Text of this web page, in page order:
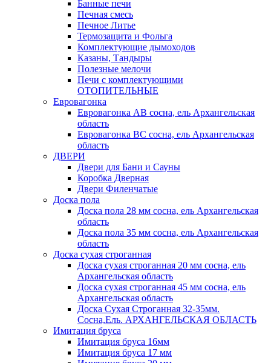
Банные печи
Печная смесь
Печное Литье
Термозащита и Фольга
Комплектующие дымоходов
Казаны, Тандыры
Полезные мелочи
Печи с комплектующими
ОТОПИТЕЛЬНЫЕ
Евровагонка
Евровагонка АВ сосна, ель Архангельская
область
Евровагонка ВС сосна, ель Архангельская
область
ДВЕРИ
Двери для Бани и Сауны
Коробка Дверная
Двери Филенчатые
Доска пола
Доска пола 28 мм сосна, ель Архангельская
область
Доска пола 35 мм сосна, ель Архангельская
область
Доска сухая строганная
Доска сухая строганная 20 мм сосна, ель
Архангельская область
Доска сухая строганная 45 мм сосна, ель
Архангельская область
Доска Сухая Строганная 32-35мм.
Сосна,Ель. АРХАНГЕЛЬСКАЯ ОБЛАСТЬ
Имитация бруса
Имитация бруса 16мм
Имитация бруса 17 мм